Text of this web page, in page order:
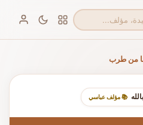
من طرب
📚 مؤلف عباسي